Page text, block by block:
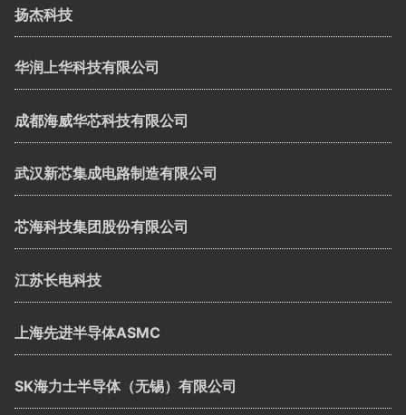
扬杰科技
华润上华科技有限公司
成都海威华芯科技有限公司
武汉新芯集成电路制造有限公司
芯海科技集团股份有限公司
江苏长电科技
上海先进半导体ASMC
SK海力士半导体（无锡）有限公司